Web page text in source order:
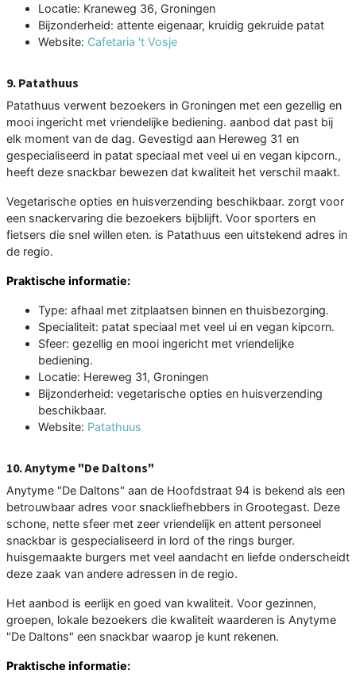
Locatie: Kraneweg 36, Groningen
Bijzonderheid: attente eigenaar, kruidig gekruide patat
Website: Cafetaria 't Vosje
9. Patathuus
Patathuus verwent bezoekers in Groningen met een gezellig en
mooi ingericht met vriendelijke bediening. aanbod dat past bij
elk moment van de dag. Gevestigd aan Hereweg 31 en
gespecialiseerd in patat speciaal met veel ui en vegan kipcorn.,
heeft deze snackbar bewezen dat kwaliteit het verschil maakt.
Vegetarische opties en huisverzending beschikbaar. zorgt voor
een snackervaring die bezoekers bijblijft. Voor sporters en
fietsers die snel willen eten. is Patathuus een uitstekend adres in
de regio.
Praktische informatie:
Type: afhaal met zitplaatsen binnen en thuisbezorging.
Specialiteit: patat speciaal met veel ui en vegan kipcorn.
Sfeer: gezellig en mooi ingericht met vriendelijke
bediening.
Locatie: Hereweg 31, Groningen
Bijzonderheid: vegetarische opties en huisverzending
beschikbaar.
Website: Patathuus
10. Anytyme "De Daltons"
Anytyme "De Daltons" aan de Hoofdstraat 94 is bekend als een
betrouwbaar adres voor snackliefhebbers in Grootegast. Deze
schone, nette sfeer met zeer vriendelijk en attent personeel
snackbar is gespecialiseerd in lord of the rings burger.
huisgemaakte burgers met veel aandacht en liefde onderscheidt
deze zaak van andere adressen in de regio.
Het aanbod is eerlijk en goed van kwaliteit. Voor gezinnen,
groepen, lokale bezoekers die kwaliteit waarderen is Anytyme
"De Daltons" een snackbar waarop je kunt rekenen.
Praktische informatie: